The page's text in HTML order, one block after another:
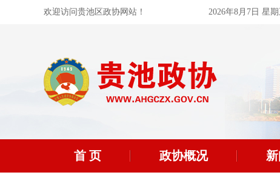
欢迎访问贵池区政协网站！ 2026年8月7日 星期
首 页 政协概况